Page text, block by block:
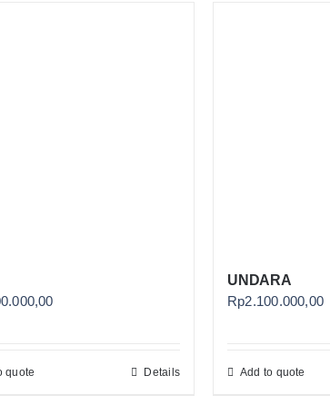
quote Details
UNDARA
Rp2.100.000,00
Add to quote